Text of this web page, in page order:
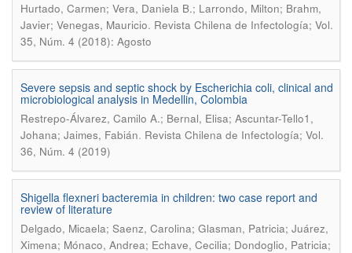
Hurtado, Carmen; Vera, Daniela B.; Larrondo, Milton; Brahm,
Javier; Venegas, Mauricio. Revista Chilena de Infectología; Vol.
35, Núm. 4 (2018): Agosto
Severe sepsis and septic shock by Escherichia coli, clinical and
microbiological analysis in Medellin, Colombia
Restrepo-Álvarez, Camilo A.; Bernal, Elisa; Ascuntar-Tello1,
Johana; Jaimes, Fabián. Revista Chilena de Infectología; Vol.
36, Núm. 4 (2019)
Shigella flexneri bacteremia in children: two case report and
review of literature
Delgado, Micaela; Saenz, Carolina; Glasman, Patricia; Juárez,
Ximena; Mónaco, Andrea; Echave, Cecilia; Dondoglio, Patricia;